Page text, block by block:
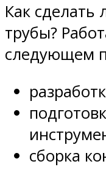
Как сделать
трубы?
следующем
сборка